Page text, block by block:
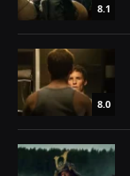
8.1
8.0